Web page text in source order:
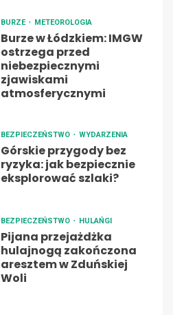
BURZE METEOROLOGIA
Burze w Łódzkiem: IMGW
ostrzega przed
niebezpiecznymi
zjawiskami
atmosferycznymi
BEZPIECZEŃSTWO WYDARZENIA
Górskie przygody bez
ryzyka: jak bezpiecznie
eksplorować szlaki?
BEZPIECZEŃSTWO HULAŃGI
Pijana przejażdżka
hulajnogą zakończona
aresztem w Zduńskiej
Woli